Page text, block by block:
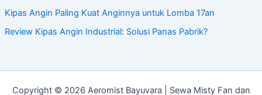
Kipas Angin Paling Kuat Anginnya untuk Lomba 17an
Review Kipas Angin Industrial: Solusi Panas Pabrik?
Copyright © 2026 Aeromist Bayuvara | Sewa Misty Fan dan